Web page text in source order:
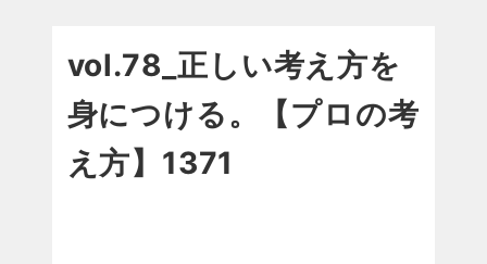
vol.78_正しい考え方を
身につける。【プロの考
え方】1371